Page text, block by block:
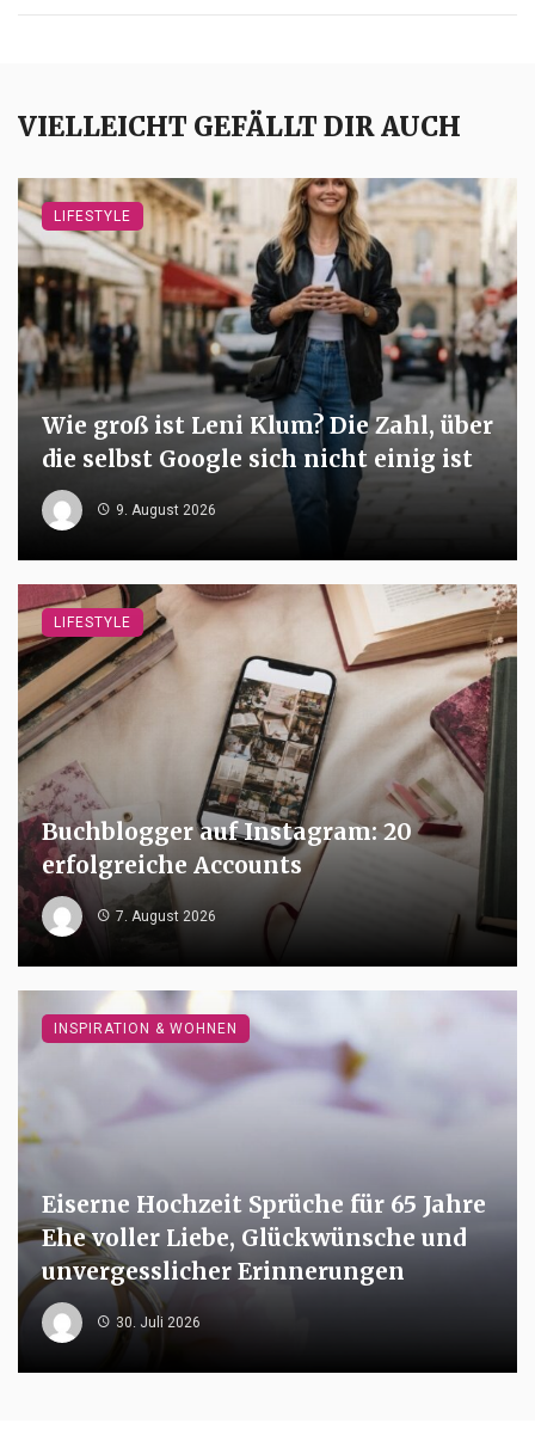
VIELLEICHT GEFÄLLT DIR AUCH
Wie groß ist Leni Klum? Die Zahl, über
die selbst Google sich nicht einig ist
9. August 2026
LIFESTYLE
Buchblogger auf Instagram: 20
erfolgreiche Accounts
7. August 2026
LIFESTYLE
Eiserne Hochzeit Sprüche für 65 Jahre
Ehe voller Liebe, Glückwünsche und
unvergesslicher Erinnerungen
30. Juli 2026
INSPIRATION & WOHNEN